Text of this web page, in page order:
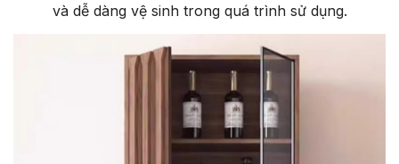
và dễ dàng vệ sinh trong quá trình sử dụng.